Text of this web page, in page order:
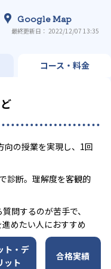
Google Map
最終更新日： 2022/12/07 13:35
コース・料金
向の授業を実現し、1回
診断。理解度を客観的
問するのが苦手で、
めたい人におすすめ
ト・デ
ット
合格実績